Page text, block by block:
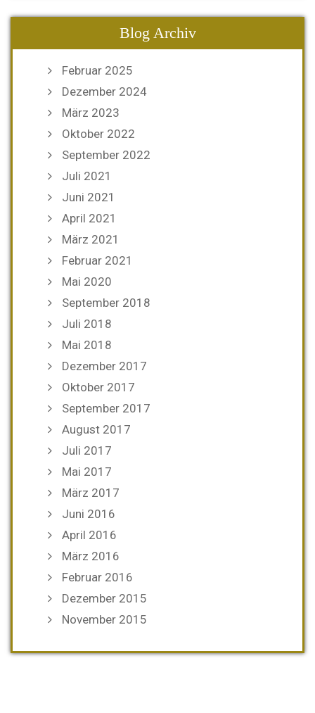
Blog Archiv
Februar 2025
Dezember 2024
März 2023
Oktober 2022
September 2022
Juli 2021
Juni 2021
April 2021
März 2021
Februar 2021
Mai 2020
September 2018
Juli 2018
Mai 2018
Dezember 2017
Oktober 2017
September 2017
August 2017
Juli 2017
Mai 2017
März 2017
Juni 2016
April 2016
März 2016
Februar 2016
Dezember 2015
November 2015